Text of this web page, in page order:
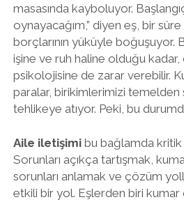
masasında kayboluyor.
oynayacağım,” diyen eş, bir
borçlarının yüküyle boğuşuyor.
işine ve ruh haline olduğu kadar,
psikolojisine de zarar verebilir.
paralar, birikimlerimizi temelden
tehlikeye atıyor. Peki, bu
Aile iletişimibu bağlamda kritik
Sorunları açıkça tartışmak,
sorunları anlamak ve çözüm
etkili bir yol. Eşlerden biri